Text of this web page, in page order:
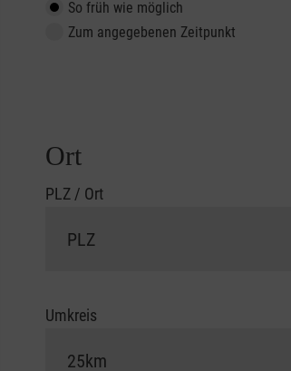
So früh wie möglich
Zum angegebenen Zeitpunkt
Ort
PLZ / Ort
Umkreis